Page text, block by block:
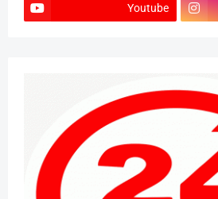
Youtube